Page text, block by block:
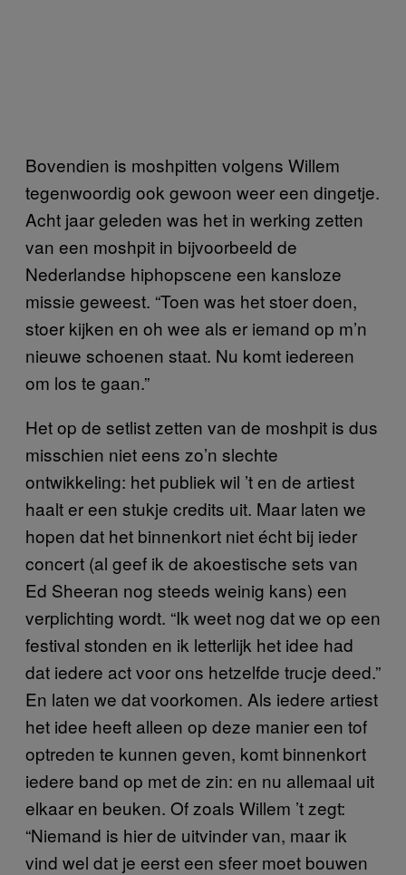
Bovendien is moshpitten volgens Willem
tegenwoordig ook gewoon weer een dingetje.
Acht jaar geleden was het in werking zetten
van een moshpit in bijvoorbeeld de
Nederlandse hiphopscene een kansloze
missie geweest. “Toen was het stoer doen,
stoer kijken en oh wee als er iemand op m’n
nieuwe schoenen staat. Nu komt iedereen
om los te gaan.”
Het op de setlist zetten van de moshpit is dus
misschien niet eens zo’n slechte
ontwikkeling: het publiek wil ’t en de artiest
haalt er een stukje credits uit. Maar laten we
hopen dat het binnenkort niet écht bij ieder
concert (al geef ik de akoestische sets van
Ed Sheeran nog steeds weinig kans) een
verplichting wordt. “Ik weet nog dat we op een
festival stonden en ik letterlijk het idee had
dat iedere act voor ons hetzelfde trucje deed.”
En laten we dat voorkomen. Als iedere artiest
het idee heeft alleen op deze manier een tof
optreden te kunnen geven, komt binnenkort
iedere band op met de zin: en nu allemaal uit
elkaar en beuken. Of zoals Willem ’t zegt:
“Niemand is hier de uitvinder van, maar ik
vind wel dat je eerst een sfeer moet bouwen